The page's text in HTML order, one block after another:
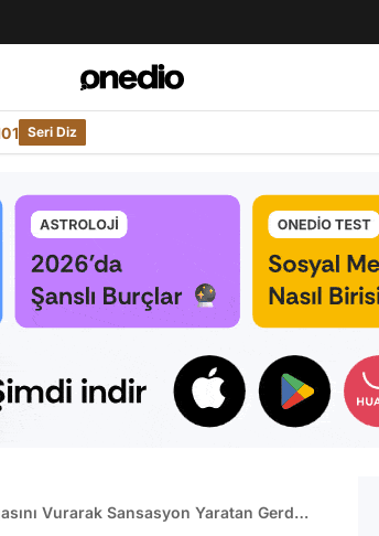
Seri Diz
Vurarak Sansasyon Yaratan Gerdek